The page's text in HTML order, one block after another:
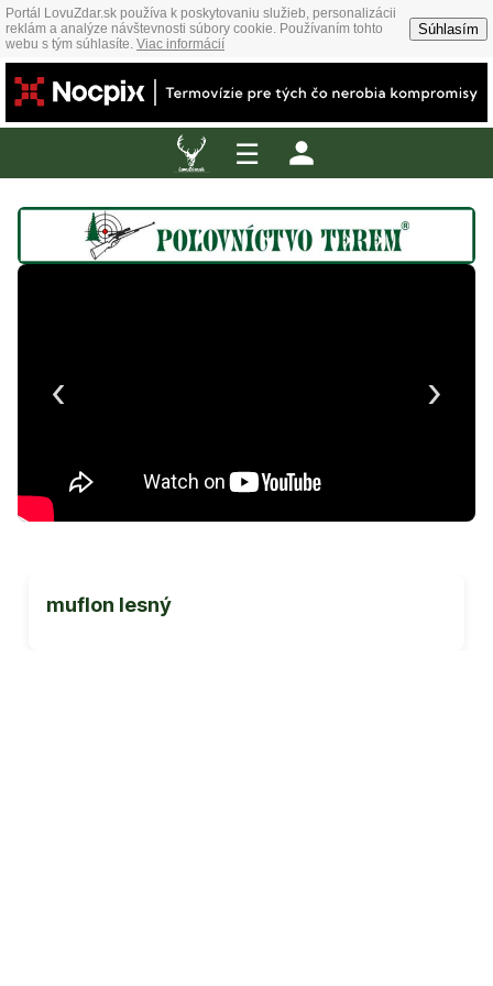
Portál LovuZdar.sk používa k poskytovaniu služieb, personalizácii
reklám a analýze návštevnosti súbory cookie. Používaním tohto
webu s tým súhlasíte. Viac informácií
Súhlasím
☰
‹ ›
muflon lesný